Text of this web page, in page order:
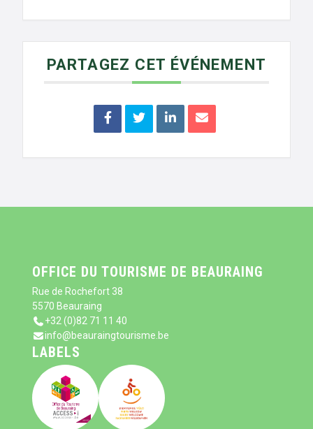
PARTAGEZ CET ÉVÉNEMENT
OFFICE DU TOURISME DE BEAURAING
Rue de Rochefort 38
5570 Beauraing
+32 (0)82 71 11 40
info@beauraingtourisme.be
LABELS